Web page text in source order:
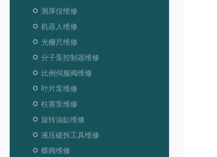
测厚仪维修
机器人维修
光栅尺维修
分子泵控制器维修
比例伺服阀维修
叶片泵维修
柱塞泵维修
旋转油缸维修
液压破拆工具维修
蝶阀维修